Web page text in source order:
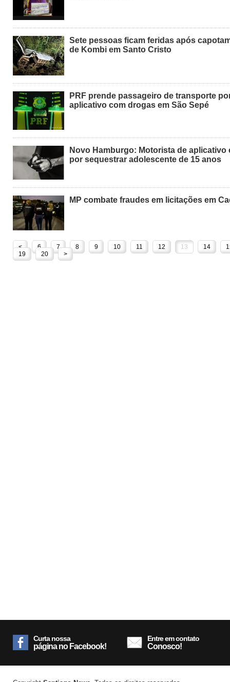
Sete pessoas ficam feridas após
de Kombi em Santo Cristo
PRF prende passageiro de transporte
aplicativo com drogas em São Sepé
Novo Hamburgo: Motorista de aplicativo
por sequestrar adolescente de 15 anos
MP combate fraudes em licitações em
< 6 7 8 9 10 11 12 13 14
19
20 >
Curta nossa
página no Facebook!
Entre em contato
Conosco!